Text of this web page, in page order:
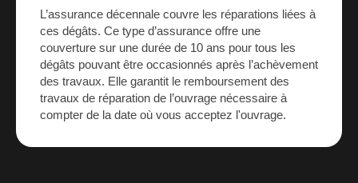
L’assurance décennale couvre les réparations liées à
ces dégâts. Ce type d’assurance offre une
couverture sur une durée de 10 ans pour tous les
dégâts pouvant être occasionnés après l’achèvement
des travaux. Elle garantit le remboursement des
travaux de réparation de l’ouvrage nécessaire à
compter de la date où vous acceptez l'ouvrage.